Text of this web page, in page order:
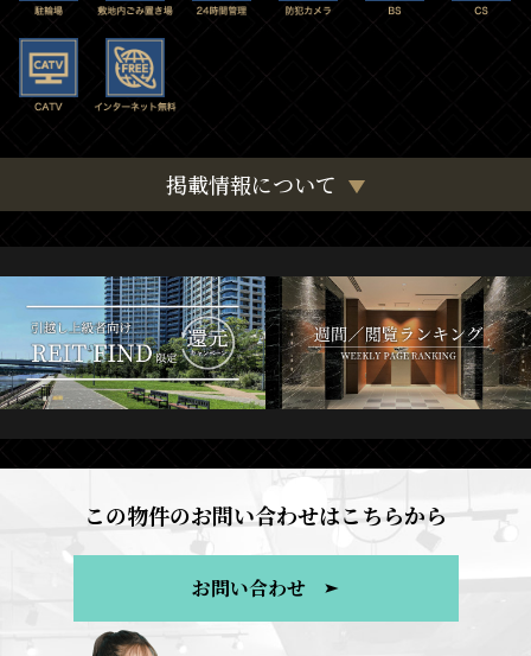
掲載情報について
この物件のお問い合わせはこちらから
お問い合わせ